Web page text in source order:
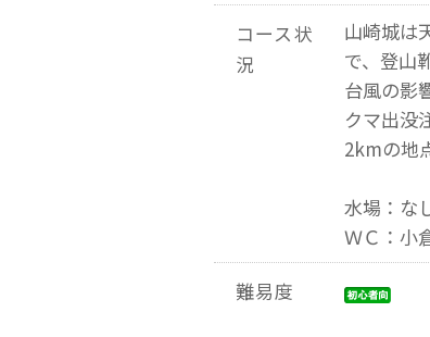
コース状
況
山崎城は
で、登山
台風の影
クマ出没
2kmの地
水場：な
ＷＣ：小
難易度